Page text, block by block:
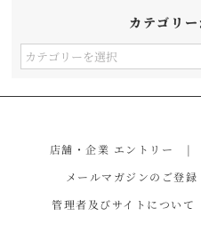
カテゴリ
カ
店舗・企業 エントリー
メールマガジンのご登録
管理者及びサイトについて